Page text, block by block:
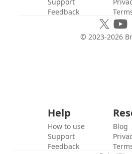
Feedback
© 2023-2026
Help
How to use
Support
Feedback
Blog